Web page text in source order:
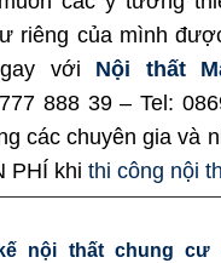
riêng của mình
với Nội thất
888 39 – Tel:
các chuyên gia và
PHÍ khi thi công nội
nội thất chung cư